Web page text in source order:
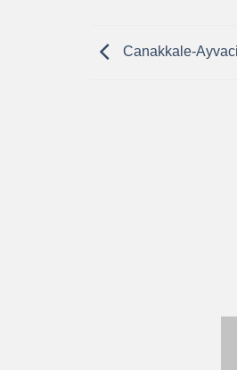
Canakkale-